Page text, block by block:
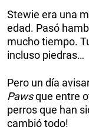
Stewie era una
edad. Pasó
mucho tiempo.
incluso piedras…
Pero un día
Pawsque entre
perros que han
cambió todo!